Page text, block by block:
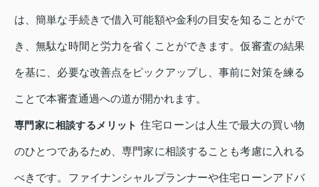
は、簡単な手続きで借入可能額や金利の目安を知ることがで
き、無駄な時間と労力を省くことができます。仮審査の結果
を基に、必要な改善点をピックアップし、事前に対策を練る
ことで本審査通過への道が開かれます。
専門家に相談するメリット 住宅ローンは人生で最大の買い物
のひとつであるため、専門家に相談することも考慮に入れる
べきです。ファイナンシャルプランナーや住宅ローンアドバ